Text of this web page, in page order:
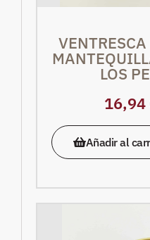
LOS
16,94
Añadir al